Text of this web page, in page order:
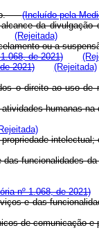
(Incluído pela
da
(Rejeitada)
ou a
de 2021)
2021)
(Rejeitada)
o direito ao uso
atividades
propriedade
e das
nº 1.068, de 2021)
e das
de comunicação